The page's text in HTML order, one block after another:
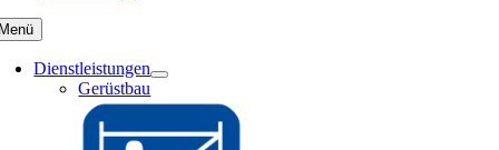
Dienstleistungen
Gerüstbau